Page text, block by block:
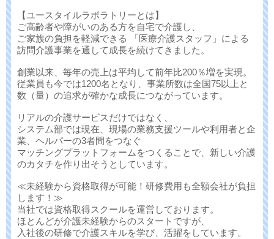
【ユースタイルラボラトリーとは】
ご高齢者や障がいのある方を自宅で介護し、
ご家族の負担を軽減できる 「医療介護スタッフ」による
訪問介護事業を通して成長を続けてきました。
創業以来、毎年の売上は平均して前年比200％増を実現。
従業員も今では1200名となり、事業所数は全国75以上と
数（量）の追求が確かな成長につながっています。
リアルの介護サービスだけではなく、
システム部では現在、現場の業務支援ツールや利用者と企
業、ヘルパーの3者間をつなぐ
マッチングプラットフォームをつくることで、新しい介護
のカタチを作り出そうとしています。
≪未経験から資格取得が可能！研修費用も全額会社が負担
します！≫
当社では資格取得スクールを運営しております。
ほとんどが介護未経験からのスタートですが、
入社後の研修で介護スキルを学び、活躍をしています。